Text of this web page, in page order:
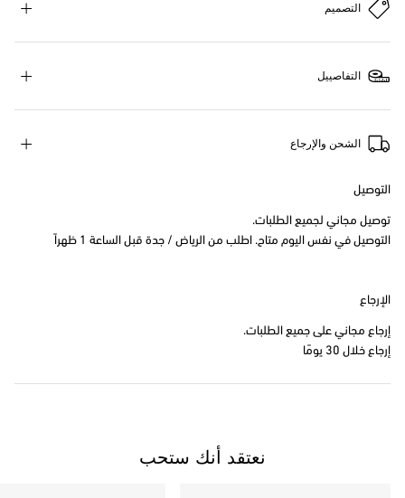
التصميم
التفاصييل
الشحن والإرجاع
التوصيل
توصيل مجاني لجميع الطلبات.
التوصيل في نفس اليوم متاح. اطلب من الرياض / جدة قبل الساعة 1 ظهراً
الإرجاع
إرجاع مجاني على جميع الطلبات.
إرجاع خلال 30 يومًا
نعتقد أنك ستحب